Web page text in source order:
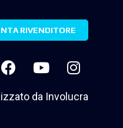
RIVENDITORE
da Involucra